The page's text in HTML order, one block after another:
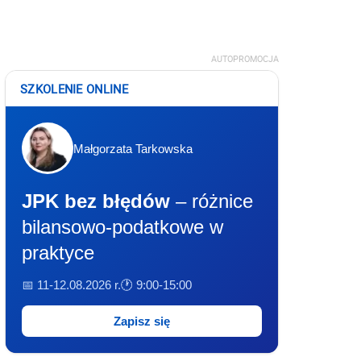
AUTOPROMOCJA
SZKOLENIE ONLINE
Małgorzata Tarkowska
JPK bez błędów – różnice
bilansowo-podatkowe w
praktyce
📅 11-12.08.2026 r.🕐 9:00-15:00
Zapisz się